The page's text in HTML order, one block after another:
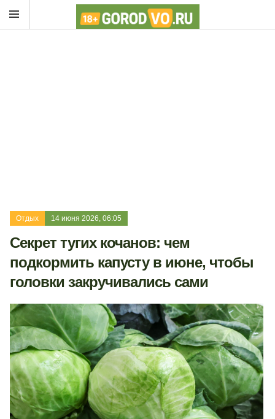
Отдых 14 июня 2026, 06:05
Секрет тугих кочанов: чем
подкормить капусту в июне, чтобы
головки закручивались сами